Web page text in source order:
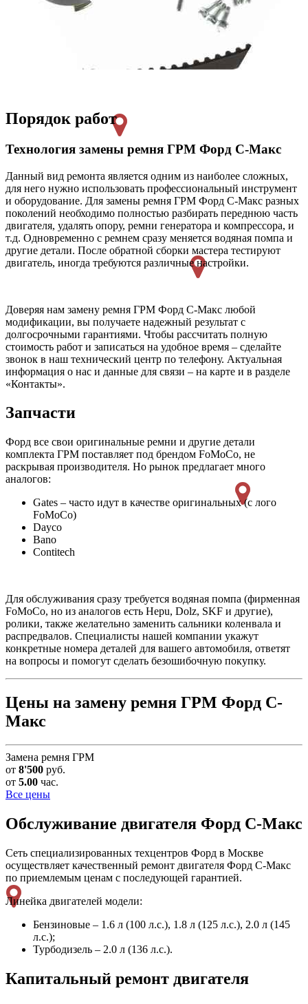
Порядок работ
Технология замены ремня ГРМ Форд С-Макс
Данный вид ремонта является одним из наиболее сложных,
для него нужно использовать профессиональный инструмент
и оборудование. Для замены ремня ГРМ Форд С-Макс разных
поколений необходимо полностью разбирать переднюю часть
двигателя, удалять опору, ремни генератора и компрессора, и
т.д. Одновременно с ремнем сразу меняется водяная помпа и
другие детали. После обратной сборки мастера тестируют
двигатель, иногда требуются различные настройки.
Доверяя нам замену ремня ГРМ Форд С-Макс любой
модификации, вы получаете надежный результат с
долгосрочными гарантиями. Чтобы рассчитать полную
стоимость работ и записаться на удобное время – сделайте
звонок в наш технический центр по телефону. Актуальная
информация о нас и данные для связи – на карте и в разделе
«Контакты».
Запчасти
Форд все свои оригинальные ремни и другие детали
комплекта ГРМ поставляет под брендом FoMoCo, не
раскрывая производителя. Но рынок предлагает много
аналогов:
Gates – часто идут в качестве оригинальных (с лого
FoMoCo)
Dayco
Bano
Contitech
Для обслуживания сразу требуется водяная помпа (фирменная
FoMoCo, но из аналогов есть Hepu, Dolz, SKF и другие),
ролики, также желательно заменить сальники коленвала и
распредвалов. Специалисты нашей компании укажут
конкретные номера деталей для вашего автомобиля, ответят
на вопросы и помогут сделать безошибочную покупку.
Цены на замену ремня ГРМ Форд С-
Макс
Замена ремня ГРМ
от 8'500 руб.
от 5.00 час.
Все цены
Обслуживание двигателя Форд С-Макс
Сеть специализированных техцентров Форд в Москве
осуществляет качественный ремонт двигателя Форд С-Макс
по приемлемым ценам с последующей гарантией.
Линейка двигателей модели:
Бензиновые – 1.6 л (100 л.с.), 1.8 л (125 л.с.), 2.0 л (145
л.с.);
Турбодизель – 2.0 л (136 л.с.).
Капитальный ремонт двигателя